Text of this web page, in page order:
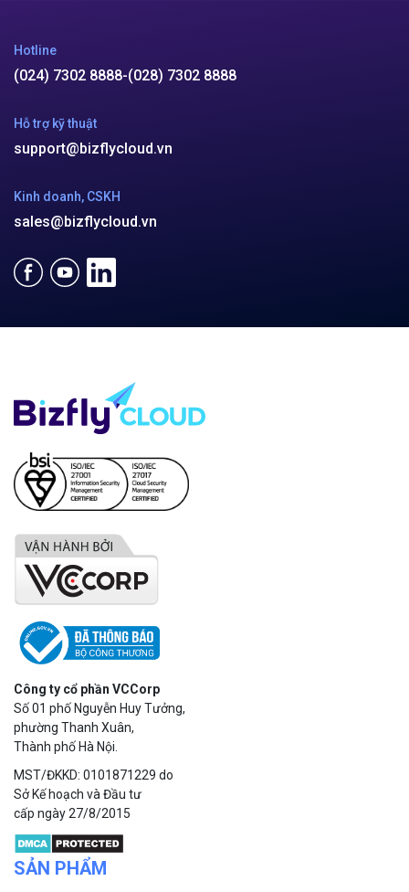
Hotline
(024) 7302 8888-(028) 7302 8888
Hỗ trợ kỹ thuật
support@bizflycloud.vn
Kinh doanh, CSKH
sales@bizflycloud.vn
Công ty cổ phần VCCorp
Số 01 phố Nguyễn Huy Tưởng,
phường Thanh Xuân,
Thành phố Hà Nội.
MST/ĐKKD: 0101871229 do
Sở Kế hoạch và Đầu tư
cấp ngày 27/8/2015
SẢN PHẨM